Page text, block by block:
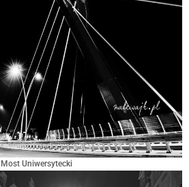
Most Uniwersytecki